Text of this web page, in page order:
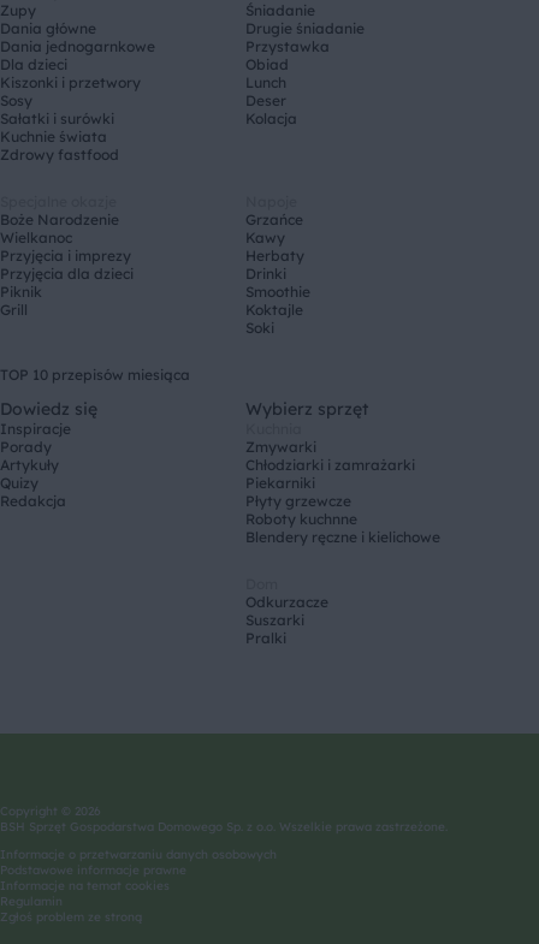
Zupy
Dania główne
Dania jednogarnkowe
Dla dzieci
Kiszonki i przetwory
Sosy
Sałatki i surówki
Kuchnie świata
Zdrowy fastfood
Śniadanie
Drugie śniadanie
Przystawka
Obiad
Lunch
Deser
Kolacja
Boże Narodzenie
Wielkanoc
Przyjęcia i imprezy
Przyjęcia dla dzieci
Piknik
Grill
Grzańce
Kawy
Herbaty
Drinki
Smoothie
Koktajle
Soki
TOP 10 przepisów miesiąca
Dowiedz się
Inspiracje
Porady
Artykuły
Quizy
Redakcja
Wybierz sprzęt
Zmywarki
Chłodziarki i zamrażarki
Piekarniki
Płyty grzewcze
Roboty kuchnne
Blendery ręczne i kielichowe
Odkurzacze
Suszarki
Pralki
Copyright © 2026
BSH Sprzęt Gospodarstwa Domowego Sp. z o.o. Wszelkie prawa zastrzeżone.
Informacje o przetwarzaniu danych osobowych
Podstawowe informacje prawne
Informacje na temat cookies
Regulamin
Zgłoś problem ze stroną